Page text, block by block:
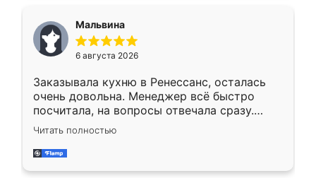
меньше, здесь же он более разнообразный.
Мне нравится ,если что-то потребуется из
мебели буду заказывать только здесь.
Мальвина
6 августа 2026
Заказывала кухню в Ренессанс, осталась
очень довольна. Менеджер всё быстро
посчитала, на вопросы отвечала сразу.
Замерщик приехал в субботу, подошёл к
делу со всей ответственностью. Собрали
за день, ребята работали аккуратно, даже
Читать полностью